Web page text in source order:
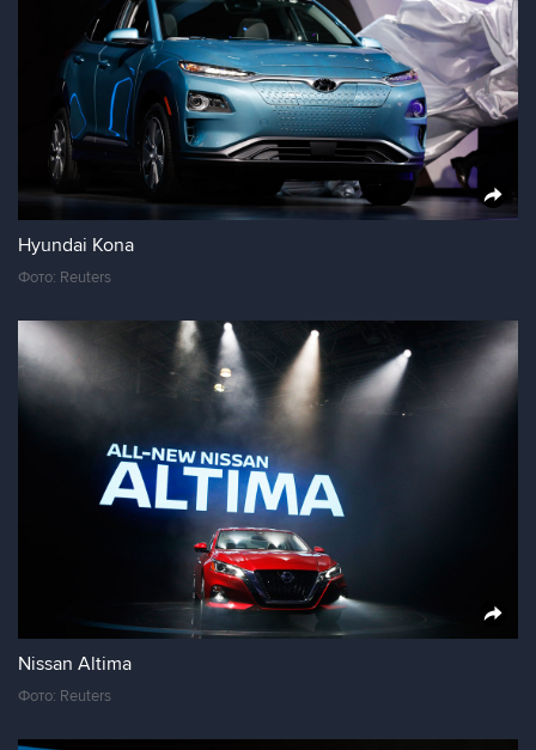
Hyundai Kona
Фото: Reuters
Nissan Altima
Фото: Reuters